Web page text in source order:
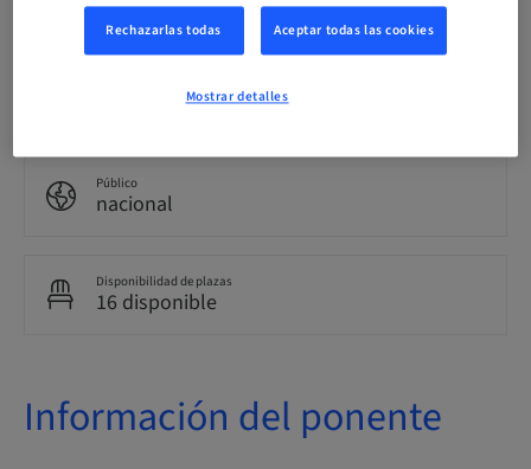
Francés
7.00 Puntos
Público
nacional
Disponibilidad de plazas
16 disponible
Información del ponente
Rechazarlas todas Aceptar todas las cookies
Mostrar detalles